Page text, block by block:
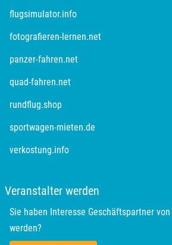
flugsimulator.info
fotografieren-lernen.net
panzer-fahren.net
quad-fahren.net
rundflug.shop
sportwagen-mieten.de
verkostung.info
Veranstalter werden
Sie haben Interesse Geschäftspartner
werden?
Rostock
Rottweil
Saarbrücken
Schongau